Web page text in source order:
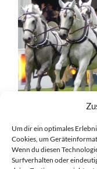
Um dir ein optimales
Cookies, um
Wenn du diesen
Surfverhalten oder